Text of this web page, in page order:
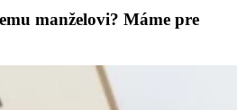
manželovi? Máme pre